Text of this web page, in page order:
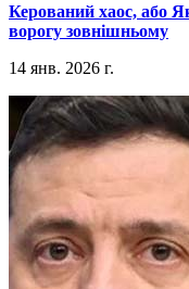
​Керований хаос, або
ворогу зовнішньому
14 янв. 2026 г.